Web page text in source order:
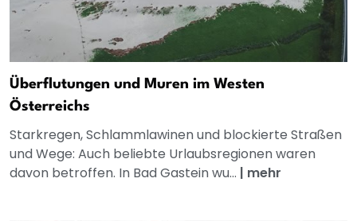
Überflutungen und Muren im Westen
Österreichs
Starkregen, Schlammlawinen und blockierte Straßen
und Wege: Auch beliebte Urlaubsregionen waren
davon betroffen. In Bad Gastein wu... | mehr